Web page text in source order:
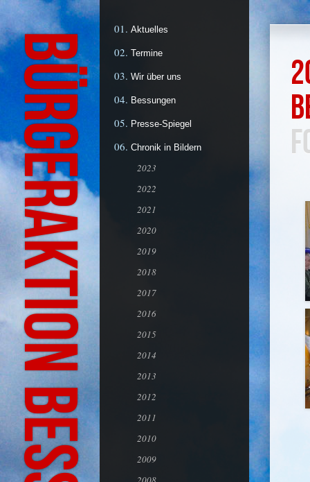
Aktuelles
Termine
Wir über uns
Bessungen
Presse-Spiegel
Chronik in Bildern
2023
2022
2021
2020
2019
2018
2017
2016
2015
2014
2013
2012
2011
2010
2009